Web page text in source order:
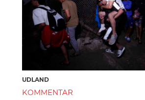
UDLAND
KOMMENTAR